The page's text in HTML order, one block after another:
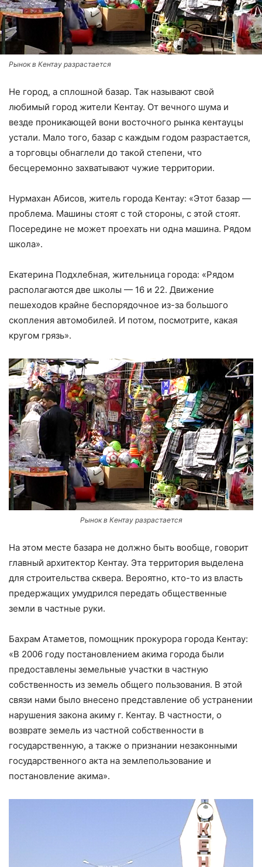
Рынок в Кентау разрастается
Не город, а сплошной базар. Так называют свой
любимый город жители Кентау. От вечного шума и
везде проникающей вони восточного рынка кентауцы
устали. Мало того, базар с каждым годом разрастается,
а торговцы обнаглели до такой степени, что
бесцеремонно захватывают чужие территории.
Нурмахан Абисов, житель города Кентау: «Этот базар —
проблема. Машины стоят с той стороны, с этой стоят.
Посередине не может проехать ни одна машина. Рядом
школа».
Екатерина Подхлебная, жительница города: «Рядом
располагаются две школы — 16 и 22. Движение
пешеходов крайне беспорядочное из-за большого
скопления автомобилей. И потом, посмотрите, какая
кругом грязь».
Рынок в Кентау разрастается
На этом месте базара не должно быть вообще, говорит
главный архитектор Кентау. Эта территория выделена
для строительства сквера. Вероятно, кто-то из власть
предержащих умудрился передать общественные
земли в частные руки.
Бахрам Атаметов, помощник прокурора города Кентау:
«В 2006 году постановлением акима города были
предоставлены земельные участки в частную
собственность из земель общего пользования. В этой
связи нами было внесено представление об устранении
нарушения закона акиму г. Кентау. В частности, о
возврате земель из частной собственности в
государственную, а также о признании незаконными
государственного акта на землепользование и
постановление акима».